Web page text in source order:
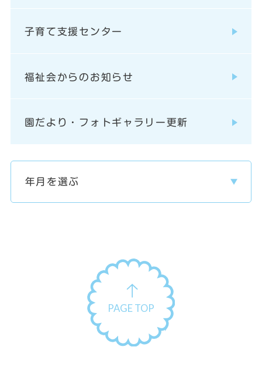
子育て支援センター
福祉会からのお知らせ
園だより・フォトギャラリー更新
PAGE TOP